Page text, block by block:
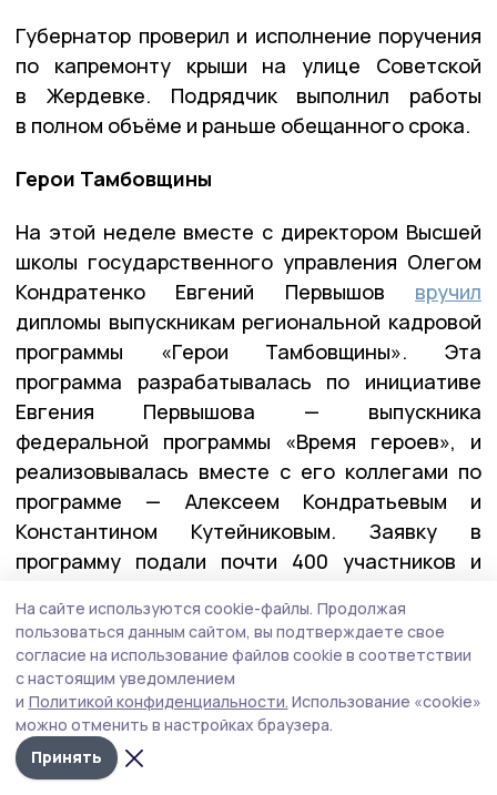
Губернатор проверил и исполнение поручения
по капремонту крыши на улице Советской
в Жердевке. Подрядчик выполнил работы
в полном объёме и раньше обещанного срока.
Герои Тамбовщины
На этой неделе вместе с директором Высшей
школы государственного управления Олегом
Кондратенко Евгений Первышов вручил
дипломы выпускникам региональной кадровой
программы «Герои Тамбовщины». Эта
программа разрабатывалась по инициативе
Евгения Первышова — выпускника
федеральной программы «Время героев», и
реализовывалась вместе с его коллегами по
программе — Алексеем Кондратьевым и
Константином Кутейниковым. Заявку в
программу подали почти 400 участников и
испытаний участниками первого потока стали
27 ребят.
— У них уже есть важные управленческие
качества: умение принимать решения в самых
На сайте используются cookie-файлы. Продолжая
пользоваться данным сайтом, вы подтверждаете свое
согласие на использование файлов cookie в соответствии
с настоящим уведомлением
и Политикой конфиденциальности. Использование «cookie»
можно отменить в настройках браузера.
Принять